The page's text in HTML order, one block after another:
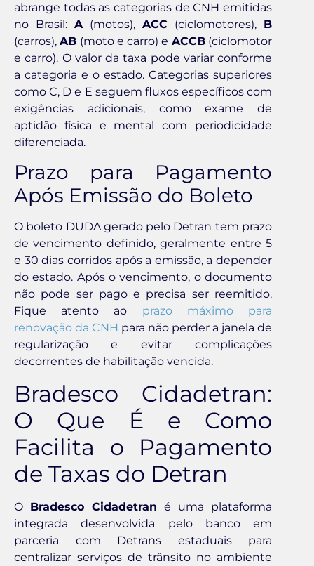
abrange todas as categorias de CNH emitidas
no Brasil: A(motos), ACC (ciclomotores), B
(carros),AB (moto e carro) e ACCB(ciclomotor
e carro). O valor da taxa pode variar conforme
a categoria e o estado. Categorias superiores
como C, D e E seguem fluxos específicos com
exigências adicionais, como exame de
aptidão física e mental com periodicidade
diferenciada.
Prazo para Pagamento
Após Emissão do Boleto
O boleto DUDA gerado pelo Detran tem prazo
de vencimento definido, geralmente entre 5
e 30 dias corridos após a emissão, a depender
do estado. Após o vencimento, o documento
não pode ser pago e precisa ser reemitido.
Fique atento ao prazo máximo para
renovação da CNH para não perder a janela de
regularização e evitar complicações
decorrentes de habilitação vencida.
Bradesco Cidadetran:
O Que É e Como
Facilita o Pagamento
de Taxas do Detran
O Bradesco Cidadetran é uma plataforma
integrada desenvolvida pelo banco em
parceria com Detrans estaduais para
centralizar serviços de trânsito no ambiente